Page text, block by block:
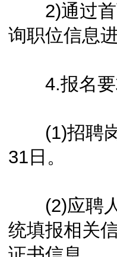
2)通过首
询职位信息
4.报名要
(1)招聘岗
31日。
(2)应聘人
统填报相关